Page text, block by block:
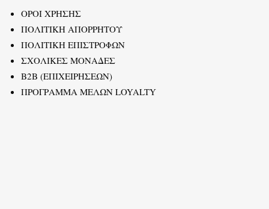
ΟΡΟΙ ΧΡΗΣΗΣ
ΠΟΛΙΤΙΚΗ ΑΠΟΡΡΗΤΟΥ
ΠΟΛΙΤΙΚΗ ΕΠΙΣΤΡΟΦΩΝ
ΣΧΟΛΙΚΕΣ ΜΟΝΑΔΕΣ
B2B (ΕΠΙΧΕΙΡΗΣΕΩΝ)
ΠΡΟΓΡΑΜΜΑ ΜΕΛΩΝ LOYALTY